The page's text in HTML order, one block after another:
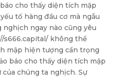
cho thấy diện tích mập
tố hàng đầu cơ mà ngẫu
ngay nào cũng yêu
s666.capital/ không thể
mập hiện tượng cẩn trọng
báo cho thấy diện tích mập
chúng ta nghịch. Sự